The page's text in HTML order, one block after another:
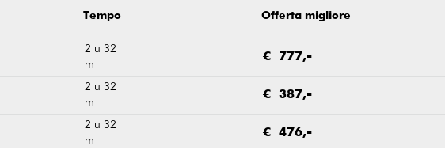
Tempo Offerta migliore
2 u 32
m
€ 777,-
2 u 32
m
€ 387,-
2 u 32
m
€ 476,-